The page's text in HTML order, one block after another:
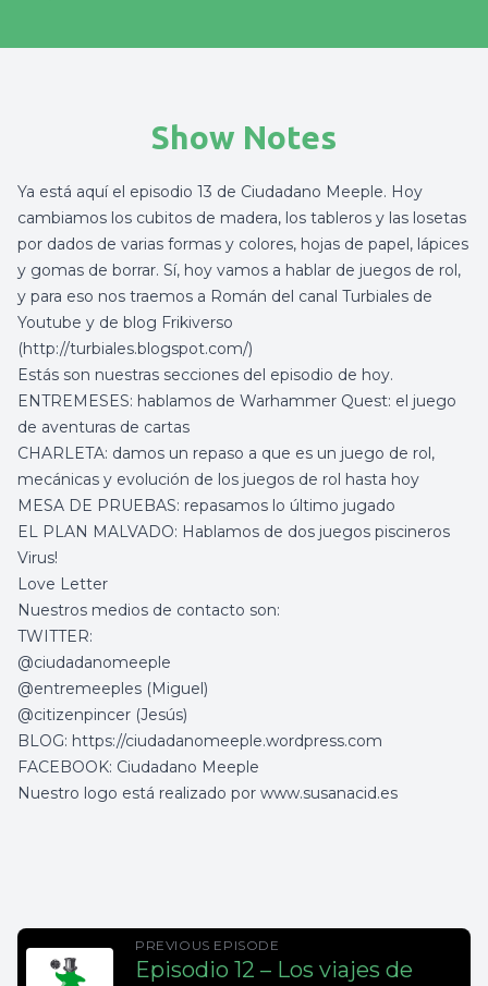
Show Notes
Ya está aquí el episodio 13 de Ciudadano Meeple. Hoy
cambiamos los cubitos de madera, los tableros y las losetas
por dados de varias formas y colores, hojas de papel, lápices
y gomas de borrar. Sí, hoy vamos a hablar de juegos de rol,
y para eso nos traemos a Román del canal Turbiales de
Youtube y de blog Frikiverso
(http://turbiales.blogspot.com/)
Estás son nuestras secciones del episodio de hoy.
ENTREMESES: hablamos de Warhammer Quest: el juego
de aventuras de cartas
CHARLETA: damos un repaso a que es un juego de rol,
mecánicas y evolución de los juegos de rol hasta hoy
MESA DE PRUEBAS: repasamos lo último jugado
EL PLAN MALVADO: Hablamos de dos juegos piscineros
Virus!
Love Letter
Nuestros medios de contacto son:
TWITTER:
@ciudadanomeeple
@entremeeples (Miguel)
@citizenpincer (Jesús)
BLOG: https://ciudadanomeeple.wordpress.com
FACEBOOK: Ciudadano Meeple
Nuestro logo está realizado por www.susanacid.es
PREVIOUS EPISODE
Episodio 12 – Los viajes de